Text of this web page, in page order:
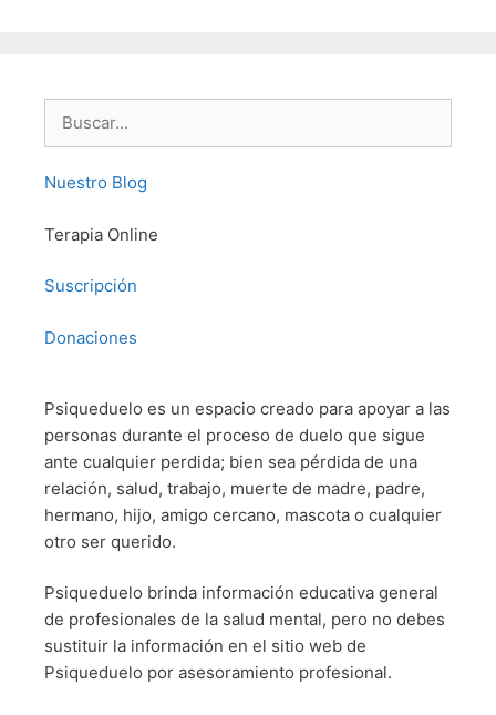
Nuestro Blog
Terapia Online
Suscripción
Donaciones
Psiqueduelo es un espacio creado para apoyar a las
personas durante el proceso de duelo que sigue
ante cualquier perdida; bien sea pérdida de una
relación, salud, trabajo, muerte de madre, padre,
hermano, hijo, amigo cercano, mascota o cualquier
otro ser querido.
Psiqueduelo brinda información educativa general
de profesionales de la salud mental, pero no debes
sustituir la información en el sitio web de
Psiqueduelo por asesoramiento profesional.